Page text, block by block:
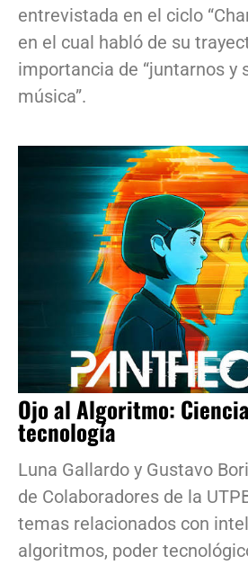
entrevistada en el ciclo
en el cual habló de su
importancia de “juntarnos y
música”.
Ojo al Algoritmo:
tecnología
Luna Gallardo y Gustavo
de Colaboradores de la
temas relacionados con
algoritmos, poder